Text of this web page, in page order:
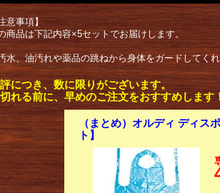
意事項】
商品は下記内容×5セットでお届けします。
水、油汚れや薬品の跳ねから身体をガードしてく
につき、数に限りがございます。
れる前に、早めのご注文をおすすめします！
（まとめ）オルディ ディス
ト】